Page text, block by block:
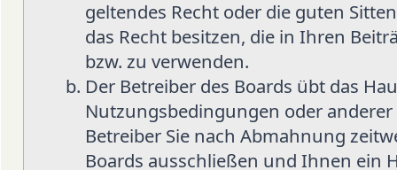
geltendes Recht oder die guten
das Recht besitzen, die in Ihren
bzw. zu verwenden.
Der Betreiber des Boards übt das
Nutzungsbedingungen oder
Betreiber Sie nach Abmahnung
Boards ausschließen und Ihnen ein